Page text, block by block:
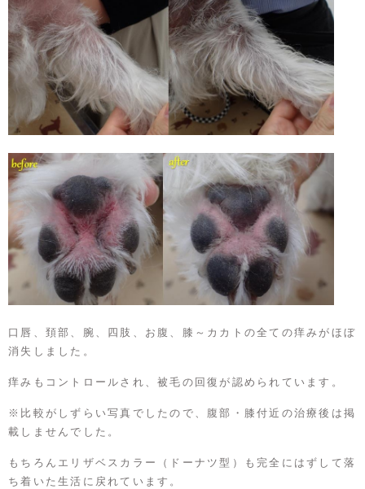
口唇、頚部、腕、四肢、お腹、膝～カカトの全ての痒みがほぼ
消失しました。
痒みもコントロールされ、被毛の回復が認められています。
※比較がしずらい写真でしたので、腹部・膝付近の治療後は掲
載しませんでした。
もちろんエリザベスカラー（ドーナツ型）も完全にはずして落
ち着いた生活に戻れています。